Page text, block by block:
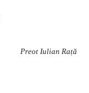
Preot Iulian Rață